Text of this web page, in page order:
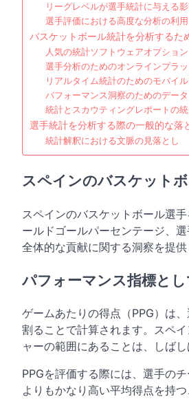
リーグレベルが選手統計に与える
選手評価における高度な分析の利用
バスケットボール統計を分析するた
人気の統計ソフトウェアオプション
選手分析のためのオンラインプラ
リアルタイム統計のためのモバイ
パフォーマンス洞察のためのデー
統計とスカウティングレポートの
選手統計を分析する際の一般的な落
統計解釈における文脈の見落とし
スペインのバスケット
スペインのバスケットボール選
ールドゴールパーセンテージ、
全体的な貢献に関する洞察を提供
パフォーマンス指標と
ゲームあたりの得点（PPG）は
割ることで計算されます。スペ
ャーの範囲にあることは、しばし
PPGを評価する際には、選手の
よりもかなり高い平均得点を持